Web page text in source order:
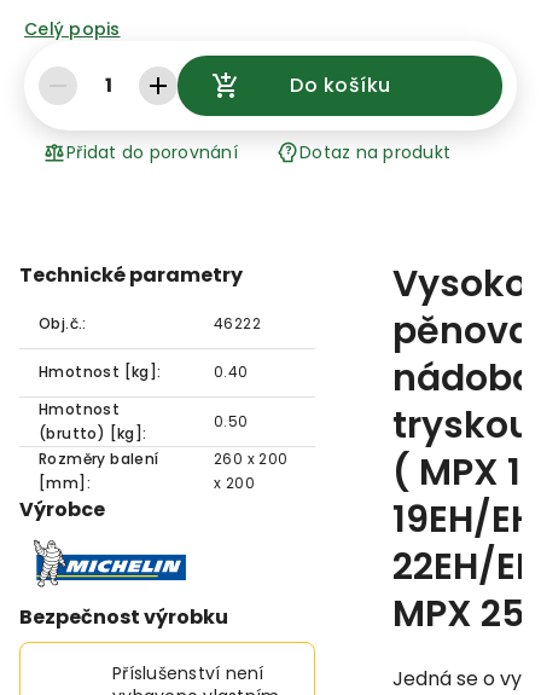
Celý popis
1 Do košíku
Přidat do porovnání Dotaz na produkt
Technické parametry
Obj.č.: 46222
Hmotnost [kg]:
0.40
Hmotnost
(brutto) [kg]:
0.50
Rozměry balení
[mm]:
260 x 200
x 200
Výrobce
Bezpečnost výrobku
Příslušenství není
tryskou
( MPX
19EH/
22EH/
MPX
Jedná se o